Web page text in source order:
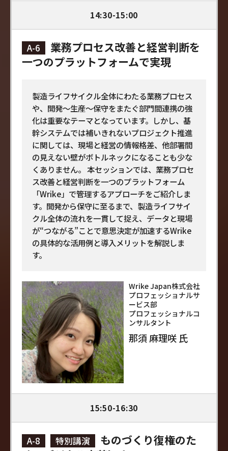
14:30-15:00
A-6
業務プロセス改善と経営判断を
一つのプラットフォームで実現
製造ライフサイクル全体にわたる業務プロセス
や、開発〜生産〜保守をまたぐ部門間連携の強
化は重要なテーマとなっています。しかし、基
幹システムでは補いきれないプロジェクト推進
に関しては、現場と経営の情報格差、他部署間
の見えない壁がボトルネックになることも少な
くありません。 本セッションでは、業務プロセ
ス改善と経営判断を一つのプラットフォーム
「Wrike」で管理するアプローチをご紹介しま
す。開発から保守に至るまで、製造ライフサイ
クル全体の流れを一貫して捉え、データと現場
が“つながる”ことで意思決定が加速するWrike
の具体的な活用例と導入メリットを解説しま
す。
Wrike Japan株式会社
プロフェッショナルサ
ービス部
プロフェッショナルコ
ンサルタント
那須 麻理咲 氏
15:50-16:30
A-8 特別講演
ものづくり復権のた